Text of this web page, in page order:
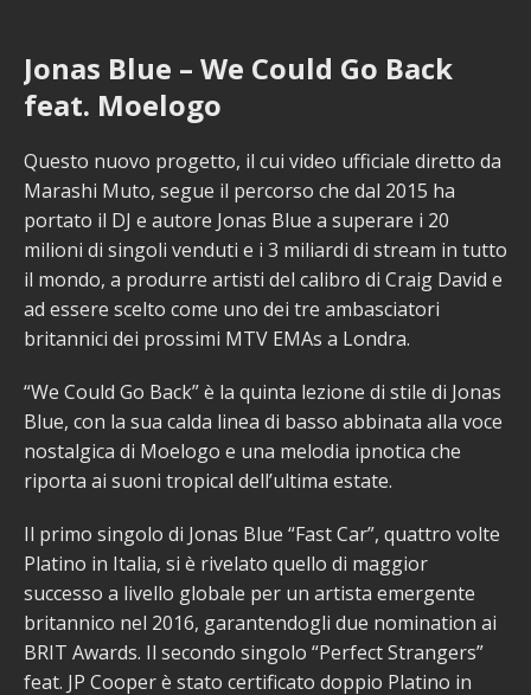
Jonas Blue – We Could Go Back
feat. Moelogo
Questo nuovo progetto, il cui video ufficiale diretto da
Marashi Muto, segue il percorso che dal 2015 ha
portato il DJ e autore Jonas Blue a superare i 20
milioni di singoli venduti e i 3 miliardi di stream in tutto
il mondo, a produrre artisti del calibro di Craig David e
ad essere scelto come uno dei tre ambasciatori
britannici dei prossimi MTV EMAs a Londra.
“We Could Go Back” è la quinta lezione di stile di Jonas
Blue, con la sua calda linea di basso abbinata alla voce
nostalgica di Moelogo e una melodia ipnotica che
riporta ai suoni tropical dell’ultima estate.
Il primo singolo di Jonas Blue “Fast Car”, quattro volte
Platino in Italia, si è rivelato quello di maggior
successo a livello globale per un artista emergente
britannico nel 2016, garantendogli due nomination ai
BRIT Awards. Il secondo singolo “Perfect Strangers”
feat. JP Cooper è stato certificato doppio Platino in